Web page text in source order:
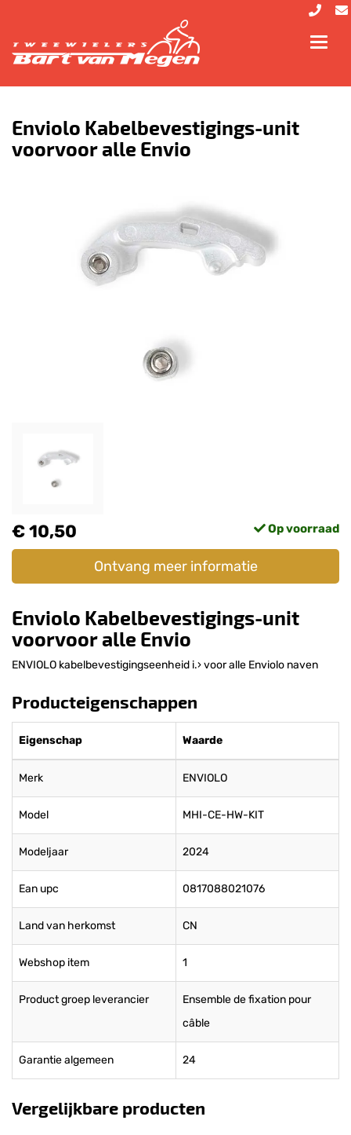
Enviolo Kabelbevestigings-unit
voorvoor alle Envio
€ 10,50 Op voorraad
Ontvang meer informatie
Enviolo Kabelbevestigings-unit
voorvoor alle Envio
ENVIOLO kabelbevestigingseenheid i.› voor alle Enviolo naven
Producteigenschappen
Eigenschap Waarde
Merk ENVIOLO
Model MHI-CE-HW-KIT
Modeljaar 2024
Ean upc 0817088021076
Land van herkomst CN
Webshop item 1
Product groep leverancier
Ensemble de fixation pour
câble
Garantie algemeen 24
Vergelijkbare producten